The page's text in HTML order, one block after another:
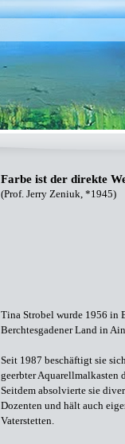
Farbe ist der direkte
(Prof. Jerry Zeniuk, *1945)
Tina Strobel wurde 1956 in
Berchtesgadener Land in
Seit 1987 beschäftigt sie
geerbter Aquarellmalkasten
Seitdem absolvierte sie
Dozenten und hält auch
Vaterstetten.